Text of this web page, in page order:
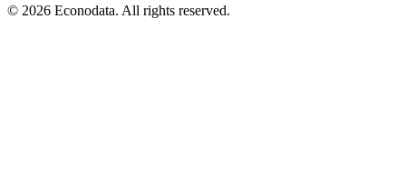
© 2026 Econodata. All rights reserved.